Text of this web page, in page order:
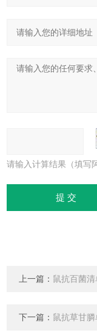
请输入计算结果（填写
上一篇： 鼠抗百菌
下一篇： 鼠抗草甘